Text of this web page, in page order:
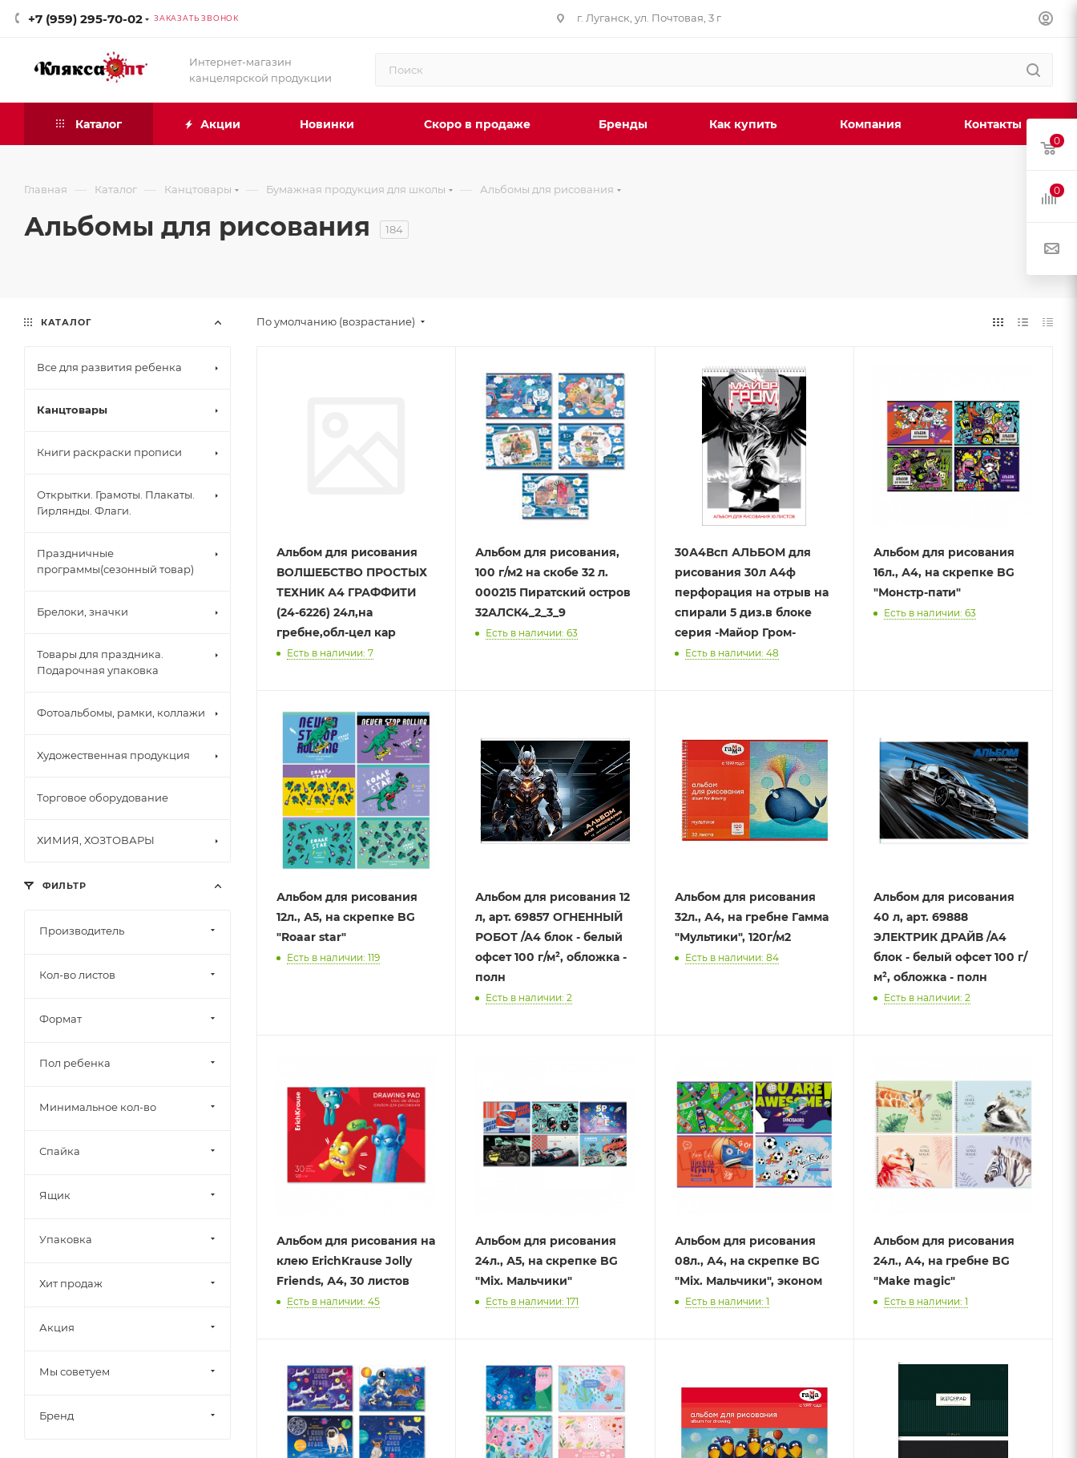
+7 (959) 295-70-02 ЗАКАЗАТЬ ЗВОНОК г. Луганск, ул. Почтовая, 3 г
Интернет-магазин
канцелярской продукции
Каталог Акции Новинки Скоро в продаже Бренды Как купить Компания Контакты
Главная — Каталог — Канцтовары — Бумажная продукция для школы — Альбомы для рисования
Альбомы для рисования 184
По умолчанию (возрастание)
Альбом для рисования
ВОЛШЕБСТВО ПРОСТЫХ
ТЕХНИК А4 ГРАФФИТИ
(24-6226) 24л,на
гребне,обл-цел кар
Есть в наличии: 7
Альбом для рисования,
100 г/м2 на скобе 32 л.
000215 Пиратский остров
32АЛСК4_2_3_9
Есть в наличии: 63
30А4Всп АЛЬБОМ для
рисования 30л А4ф
перфорация на отрыв на
спирали 5 диз.в блоке
серия -Майор Гром-
Есть в наличии: 48
Альбом для рисования
16л., А4, на скрепке BG
"Монстр-пати"
Есть в наличии: 63
Альбом для рисования
12л., А5, на скрепке BG
"Roaar star"
Есть в наличии: 119
Альбом для рисования 12
л, арт. 69857 ОГНЕННЫЙ
РОБОТ /А4 блок - белый
офсет 100 г/м², обложка -
полн
Есть в наличии: 2
Альбом для рисования
32л., А4, на гребне Гамма
"Мультики", 120г/м2
Есть в наличии: 84
Альбом для рисования
40 л, арт. 69888
ЭЛЕКТРИК ДРАЙВ /А4
блок - белый офсет 100 г/
м², обложка - полн
Есть в наличии: 2
Альбом для рисования на
клею ErichKrause Jolly
Friends, А4, 30 листов
Есть в наличии: 45
Альбом для рисования
24л., А5, на скрепке BG
"Mix. Мальчики"
Есть в наличии: 171
Альбом для рисования
08л., А4, на скрепке BG
"Mix. Мальчики", эконом
Есть в наличии: 1
Альбом для рисования
24л., А4, на гребне BG
"Make magic"
Есть в наличии: 1
КАТАЛОГ
Все для развития ребенка
Канцтовары
Книги раскраски прописи
Открытки. Грамоты. Плакаты.
Гирлянды. Флаги.
Праздничные
программы(сезонный товар)
Брелоки, значки
Товары для праздника.
Подарочная упаковка
Фотоальбомы, рамки, коллажи
Художественная продукция
Торговое оборудование
ХИМИЯ, ХОЗТОВАРЫ
ФИЛЬТР
Производитель
Кол-во листов
Формат
Пол ребенка
Минимальное кол-во
Спайка
Ящик
Упаковка
Хит продаж
Акция
Мы советуем
Бренд
0
0